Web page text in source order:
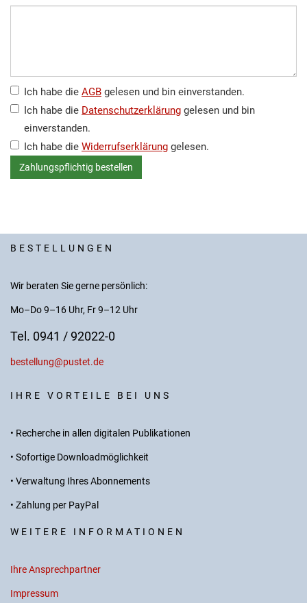
Ich habe die AGB gelesen und bin einverstanden.
Ich habe die Datenschutzerklärung gelesen und bin
einverstanden.
Ich habe die Widerrufserklärung gelesen.
BESTELLUNGEN
Wir beraten Sie gerne persönlich:
Mo–Do 9–16 Uhr, Fr 9–12 Uhr
Tel. 0941 / 92022-0
bestellung@pustet.de
IHRE VORTEILE BEI UNS
• Recherche in allen digitalen Publikationen
• Sofortige Downloadmöglichkeit
• Verwaltung Ihres Abonnements
• Zahlung per PayPal
WEITERE INFORMATIONEN
Ihre Ansprechpartner
Impressum